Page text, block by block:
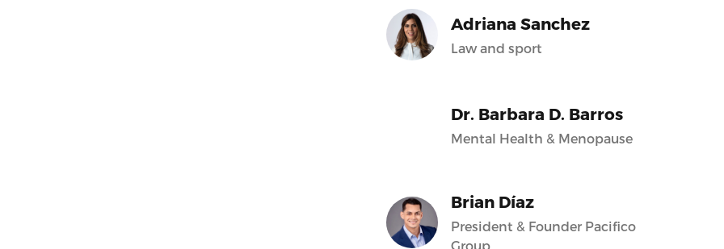
Adriana Sanchez
Law and sport
Dr. Barbara D. Barros
Mental Health & Menopause
Brian Díaz
President & Founder Pacifico
Group